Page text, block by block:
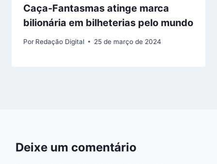
Caça-Fantasmas atinge marca
bilionária em bilheterias pelo mundo
Por Redação Digital 25 de março de 2024
Deixe um comentário